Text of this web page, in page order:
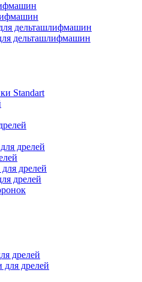
дельташлифмашин
дельташлифмашин
Standart
дрелей
дрелей
дрелей
дрелей
дрелей